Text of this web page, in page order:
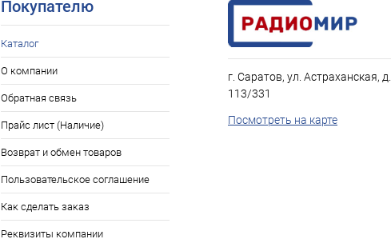
Покупателю
Каталог
О компании
Обратная связь
Прайс лист (Наличие)
Возврат и обмен товаров
Пользовательское соглашение
Как сделать заказ
Реквизиты компании
г. Саратов, ул. Астраханская, д.
113/331
Посмотреть на карте